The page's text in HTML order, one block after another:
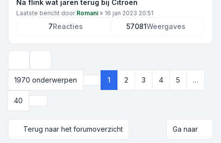
Na flink wat jaren terug bij Citroën
Laatste bericht door Romani » 16 jan 2023 20:51
7Reacties 57081Weergaves
1970 onderwerpen
Pagina van
1 2 3 4 5 …
40
Terug naar het forumoverzicht Ga naar